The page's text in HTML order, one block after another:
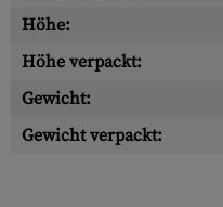
Höhe:
Höhe verpackt:
Gewicht:
Gewicht verpackt: